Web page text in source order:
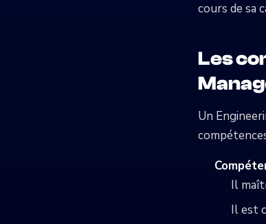
cours de sa
Les
Un
Il
Il est